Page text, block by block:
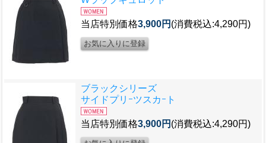
当店特別価格3,900円 (消費税込:4,290円)
ブラックシリーズ
サイドプリｰツスカｰト
当店特別価格3,900円 (消費税込:4,290円)